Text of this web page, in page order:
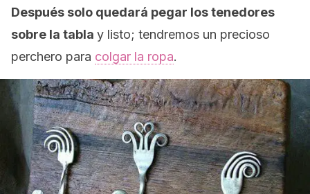
Después solo quedará pegar los tenedores
sobre la tabla y listo; tendremos un precioso
perchero para colgar la ropa.